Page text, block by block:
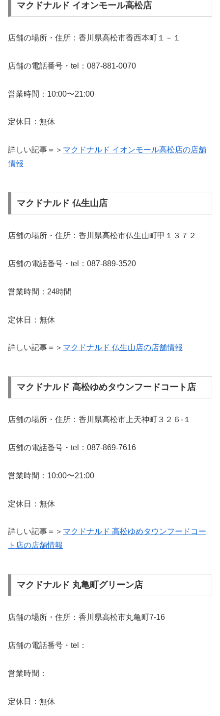
マクドナルド イオンモール高松店
店舗の場所・住所：香川県高松市香西本町１－１
店舗の電話番号・tel：087-881-0070
営業時間：10:00〜21:00
定休日：無休
詳しい記事＝＞ マクドナルド イオンモール高松店の店舗
情報
マクドナルド 仏生山店
店舗の場所・住所：香川県高松市仏生山町甲１３７２
店舗の電話番号・tel：087-889-3520
営業時間：24時間
定休日：無休
詳しい記事＝＞ マクドナルド 仏生山店の店舗情報
マクドナルド 高松ゆめタウンフードコート店
店舗の場所・住所：香川県高松市上天神町３２６‐１
店舗の電話番号・tel：087-869-7616
営業時間：10:00〜21:00
定休日：無休
詳しい記事＝＞ マクドナルド 高松ゆめタウンフードコー
ト店の店舗情報
マクドナルド 丸亀町グリーン店
店舗の場所・住所：香川県高松市丸亀町7-16
店舗の電話番号・tel：
営業時間：
定休日：無休